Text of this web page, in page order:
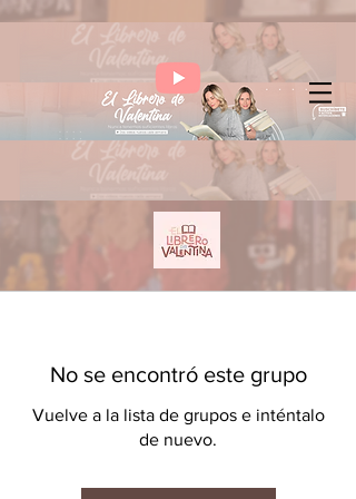
No se encontró este grupo
Vuelve a la lista de grupos e inténtalo
de nuevo.